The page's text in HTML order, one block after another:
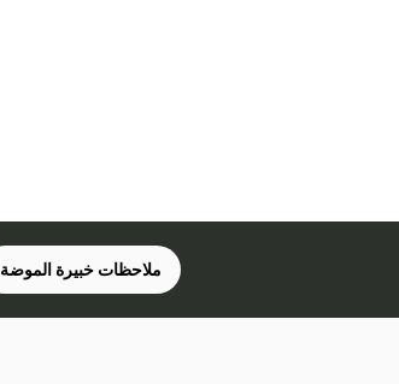
ملاحظات خبيرة الموضة